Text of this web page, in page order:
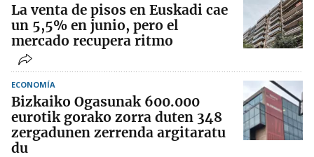
La venta de pisos en Euskadi cae
un 5,5% en junio, pero el
mercado recupera ritmo
ECONOMÍA
Bizkaiko Ogasunak 600.000
eurotik gorako zorra duten 348
zergadunen zerrenda argitaratu
du